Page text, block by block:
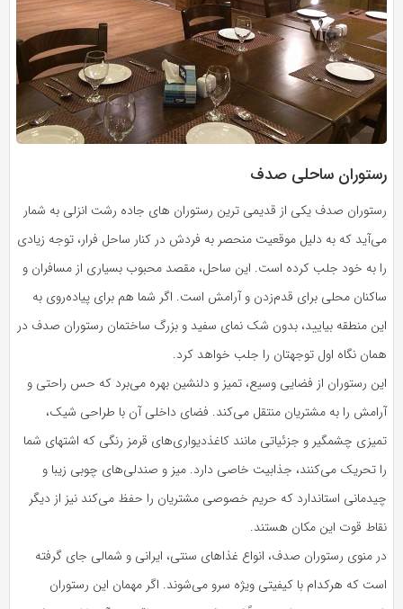
رستوران ساحلی صدف
رستوران صدف یکی از قدیمی ترین رستوران های جاده رشت انزلی به شمار
می‌آید که به دلیل موقعیت منحصر به فردش در کنار ساحل فرار، توجه زیادی
را به خود جلب کرده است. این ساحل، مقصد محبوب بسیاری از مسافران و
ساکنان محلی برای قدم‌زدن و آرامش است. اگر شما هم برای پیاده‌روی به
این منطقه بیایید، بدون شک نمای سفید و بزرگ ساختمان رستوران صدف در
همان نگاه اول توجهتان را جلب خواهد کرد.
این رستوران از فضایی وسیع، تمیز و دلنشین بهره می‌برد که حس راحتی و
آرامش را به مشتریان منتقل می‌کند. فضای داخلی آن با طراحی شیک،
تمیزی چشمگیر و جزئیاتی مانند کاغذدیواری‌های قرمز رنگی که اشتهای شما
را تحریک می‌کنند، جذابیت خاصی دارد. میز و صندلی‌های چوبی زیبا و
چیدمانی استاندارد که حریم خصوصی مشتریان را حفظ می‌کند نیز از دیگر
نقاط قوت این مکان هستند.
در منوی رستوران صدف، انواع غذاهای سنتی، ایرانی و شمالی جای گرفته
است که هرکدام با کیفیتی ویژه سرو می‌شوند. اگر مهمان این رستوران